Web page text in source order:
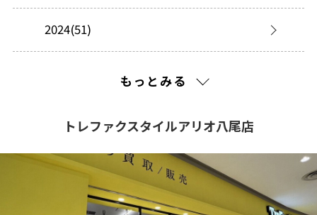
2024(51)
もっとみる
トレファクスタイルアリオ八尾店